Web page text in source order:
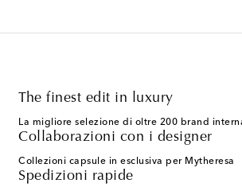
The finest edit in luxury
La migliore selezione di oltre 200 brand
Collaborazioni con i designer
Collezioni capsule in esclusiva per Mytheresa
Spedizioni rapide